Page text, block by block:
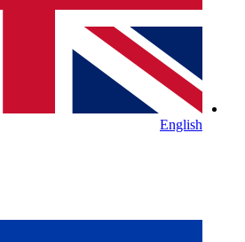
English